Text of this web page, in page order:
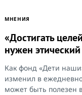
МНЕНИЯ
«Достигать
нужен
Как фонд «Дети
изменил в
может быть полезен